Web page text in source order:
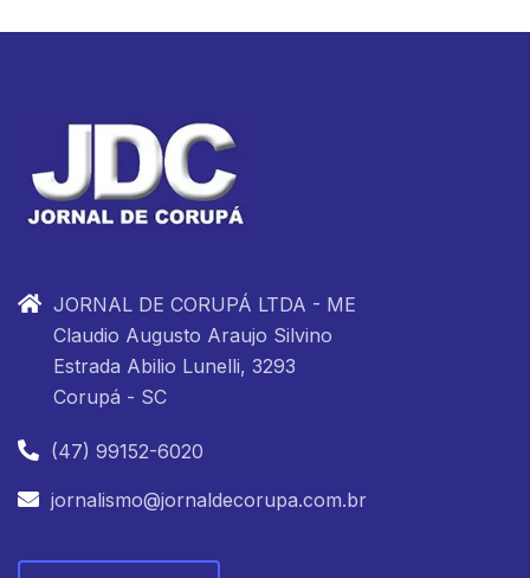
JORNAL DE CORUPÁ LTDA - ME
Claudio Augusto Araujo Silvino
Estrada Abilio Lunelli, 3293
Corupá - SC
(47) 99152-6020
jornalismo@jornaldecorupa.com.br